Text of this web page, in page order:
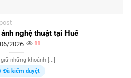
nghệ thuật tại Huế
2026 11
những khoảnh [...]
Đã kiểm duyệt